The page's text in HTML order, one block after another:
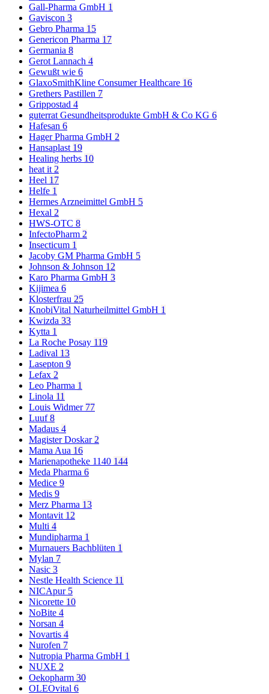
Gall-Pharma GmbH 1
Gaviscon 3
Gebro Pharma 15
Genericon Pharma 17
Germania 8
Gerot Lannach 4
Gewußt wie 6
GlaxoSmithKline Consumer Healthcare 16
Grethers Pastillen 7
Grippostad 4
guterrat Gesundheitsprodukte GmbH & Co KG 6
Hafesan 6
Hager Pharma GmbH 2
Hansaplast 19
Healing herbs 10
heat it 2
Heel 17
Helfe 1
Hermes Arzneimittel GmbH 5
Hexal 2
HWS-OTC 8
InfectoPharm 2
Insecticum 1
Jacoby GM Pharma GmbH 5
Johnson & Johnson 12
Karo Pharma GmbH 3
Kijimea 6
Klosterfrau 25
KnobiVital Naturheilmittel GmbH 1
Kwizda 33
Kytta 1
La Roche Posay 119
Ladival 13
Lasepton 9
Lefax 2
Leo Pharma 1
Linola 11
Louis Widmer 77
Luuf8
Madaus 4
Magister Doskar 2
Mama Aua 16
Marienapotheke 1140 144
Meda Pharma 6
Medice 9
Medis 9
Merz Pharma 13
Montavit 12
Multi 4
Mundipharma 1
Murnauers Bachblüten 1
Mylan 7
Nasic 3
Nestle Health Science 11
NICApur 5
Nicorette 10
NoBite 4
Norsan 4
Novartis 4
Nurofen 7
Nutropia Pharma GmbH 1
NUXE 2
Oekopharm 30
OLEOvital 6